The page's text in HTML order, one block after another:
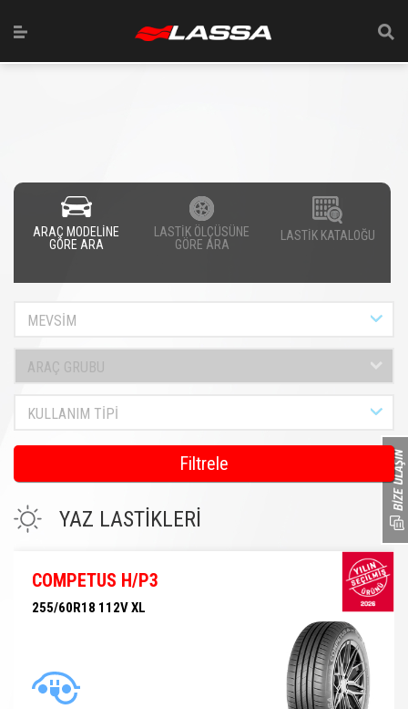
ARAÇ MODELİNE
GÖRE ARA
LASTİK ÖLÇÜSÜNE
GÖRE ARA
LASTİK KATALOĞU
MEVSİM
ARAÇ GRUBU
KULLANIM TİPİ
Filtrele
YAZ LASTİKLERİ
COMPETUS H/P3
255/60R18 112V XL